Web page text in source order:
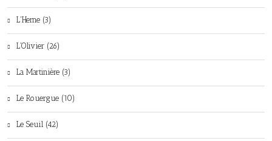
L'Herne (3)
L'Olivier (26)
La Martinière (3)
Le Rouergue (10)
Le Seuil (42)